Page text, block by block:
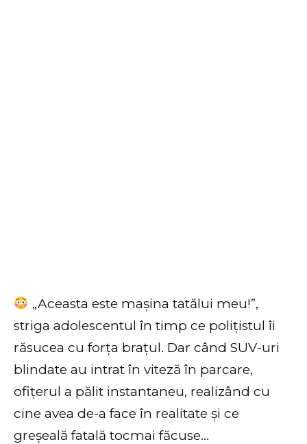
„Aceasta este mașina tatălui meu!”,
striga adolescentul în timp ce polițistul îi
răsucea cu forța brațul. Dar când SUV-uri
blindate au intrat în viteză în parcare,
ofițerul a pălit instantaneu, realizând cu
cine avea de-a face în realitate și ce
greșeală fatală tocmai făcuse…